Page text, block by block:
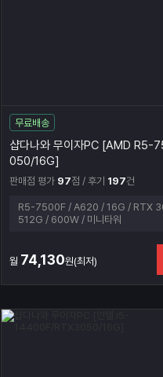
무료배송
샵다나와 무이자PC [AMD R5-
050/16G]
판매점 평가 97점 / 후기 197건
R5-7500F / A620 / 16G / RTX
512G / 600W / 미니타워
월 74,130원(최저)